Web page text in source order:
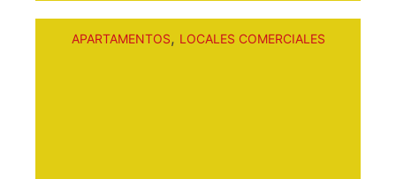
APARTAMENTOS, LOCALES COMERCIALES